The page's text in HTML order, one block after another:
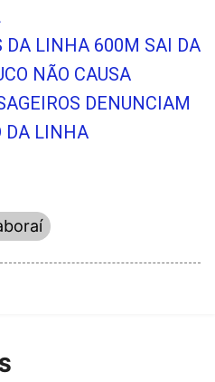
DA LINHA 600M SAI DA
NÃO CAUSA
DENUNCIAM
DA LINHA